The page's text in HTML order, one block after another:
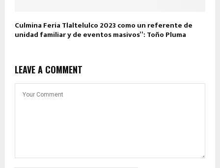
Culmina Feria Tlaltelulco 2023 como un referente de
unidad familiar y de eventos masivos”: Toño Pluma
LEAVE A COMMENT